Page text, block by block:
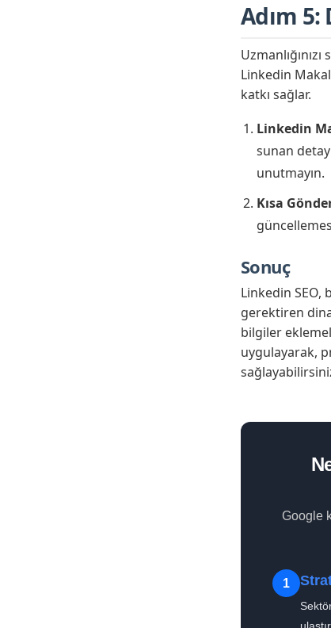
Adım
Linkedin
katkı sağlar.
Linkedin
sunan
unutmayın.
Kısa
Sonuç
Linkedin SEO,
gerektiren
bilgiler
uygulayarak,
Google
1